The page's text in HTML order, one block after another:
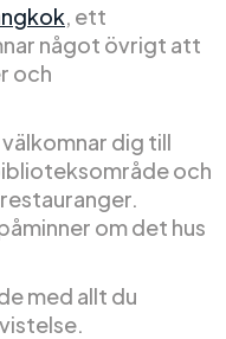
, ett
något övrigt att
och
dig till
och
om det hus
med allt du